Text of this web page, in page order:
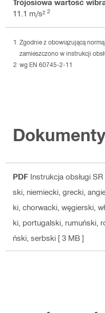
Trójosiowa wartość
11.1 m/s² 2
Zgodnie z obowiązującą
zamieszczono w instrukcji
wg EN 60745-2-11
Dokumenty
PDF Instrukcja obsługi SR
ski, niemiecki, grecki,
ki, chorwacki, węgierski,
ki, portugalski, rumuński,
ński, serbski [ 3 MB ]